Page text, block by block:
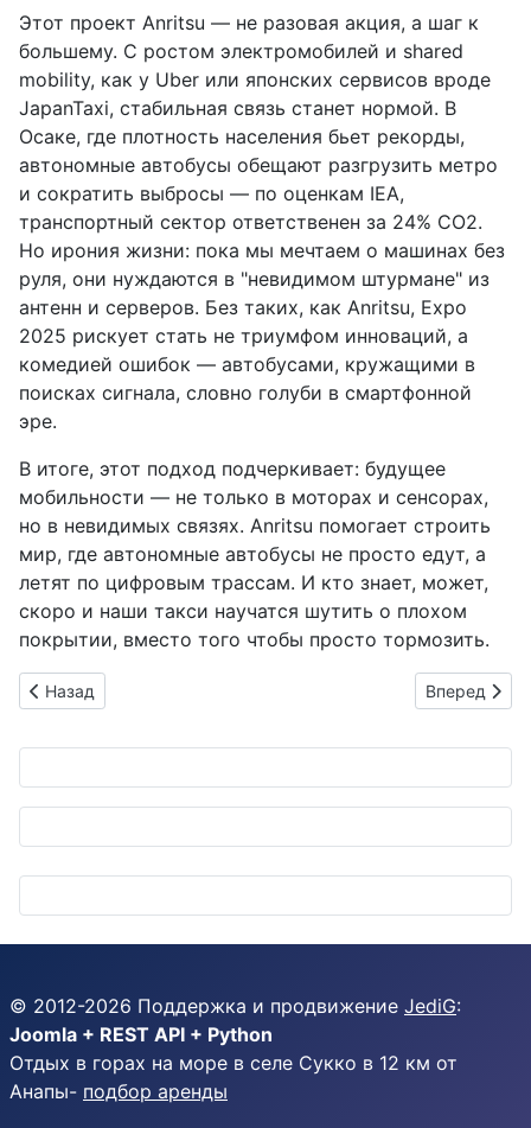
Этот проект Anritsu — не разовая акция, а шаг к
большему. С ростом электромобилей и shared
mobility, как у Uber или японских сервисов вроде
JapanTaxi, стабильная связь станет нормой. В
Осаке, где плотность населения бьет рекорды,
автономные автобусы обещают разгрузить метро
и сократить выбросы — по оценкам IEA,
транспортный сектор ответственен за 24% CO2.
Но ирония жизни: пока мы мечтаем о машинах без
руля, они нуждаются в "невидимом штурмане" из
антенн и серверов. Без таких, как Anritsu, Expo
2025 рискует стать не триумфом инноваций, а
комедией ошибок — автобусами, кружащими в
поисках сигнала, словно голуби в смартфонной
эре.
В итоге, этот подход подчеркивает: будущее
мобильности — не только в моторах и сенсорах,
но в невидимых связях. Anritsu помогает строить
мир, где автономные автобусы не просто едут, а
летят по цифровым трассам. И кто знает, может,
скоро и наши такси научатся шутить о плохом
покрытии, вместо того чтобы просто тормозить.
Предыдущий: Автомойка: как превратить вашего
Назад Следующий:
Вперед
© 2012-2026 Поддержка и продвижение JediG:
Joomla + REST API + Python
Отдых в горах на море в селе Сукко в 12 км от
Анапы- подбор аренды